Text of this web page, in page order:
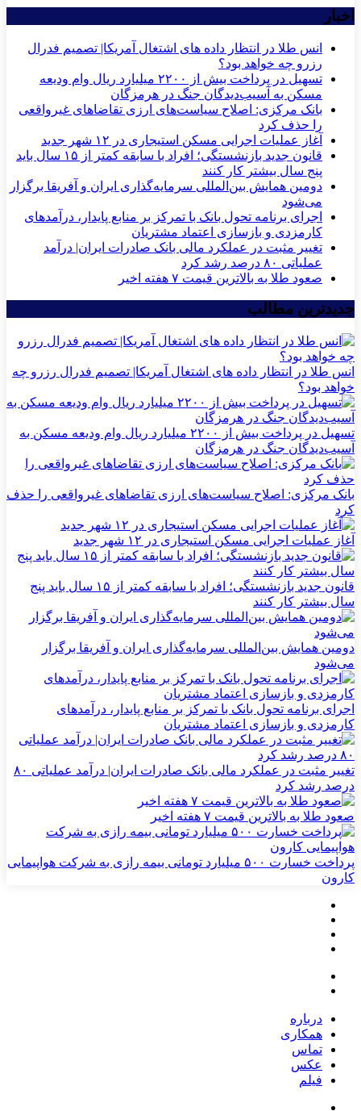
اخبار
انس طلا در انتظار داده های اشتغال آمریکا| تصمیم فدرال
رزرو چه خواهد بود؟
تسهیل در پرداخت بیش از ۲۲۰۰ میلیارد ریال وام ودیعه
مسکن به آسیب‌دیدگان جنگ در هرمزگان
بانک مرکزی: اصلاح سیاست‌های ارزی تقاضاهای غیرواقعی
را حذف کرد
آغاز عملیات اجرایی مسکن استیجاری در ۱۲ شهر جدید
قانون جدید بازنشستگی؛ افراد با سابقه کمتر از ۱۵ سال باید
پنج سال بیشتر کار کنند
دومین همایش بین‌المللی سرمایه‌گذاری ایران و آفریقا برگزار
می‌شود
اجرای برنامه تحول بانک با تمرکز بر منابع پایدار، درآمدهای
کارمزدی و بازسازی اعتماد مشتریان
تغییر مثبت در عملکرد مالی بانک صادرات ایران| درآمد
عملیاتی ۸۰ درصد رشد کرد
صعود طلا به بالاترین قیمت ۷ هفته اخیر
جدیدترین مطالب
انس طلا در انتظار داده های اشتغال آمریکا| تصمیم فدرال رزرو چه
خواهد بود؟
تسهیل در پرداخت بیش از ۲۲۰۰ میلیارد ریال وام ودیعه مسکن به
آسیب‌دیدگان جنگ در هرمزگان
بانک مرکزی: اصلاح سیاست‌های ارزی تقاضاهای غیرواقعی را حذف
کرد
آغاز عملیات اجرایی مسکن استیجاری در ۱۲ شهر جدید
قانون جدید بازنشستگی؛ افراد با سابقه کمتر از ۱۵ سال باید پنج
سال بیشتر کار کنند
دومین همایش بین‌المللی سرمایه‌گذاری ایران و آفریقا برگزار
می‌شود
اجرای برنامه تحول بانک با تمرکز بر منابع پایدار، درآمدهای
کارمزدی و بازسازی اعتماد مشتریان
تغییر مثبت در عملکرد مالی بانک صادرات ایران| درآمد عملیاتی ۸۰
درصد رشد کرد
صعود طلا به بالاترین قیمت ۷ هفته اخیر
پرداخت خسارت ۵۰۰ میلیارد تومانی بیمه رازی به شرکت هواپیمایی
کارون
درباره
همکاری
تماس
عکس
فیلم